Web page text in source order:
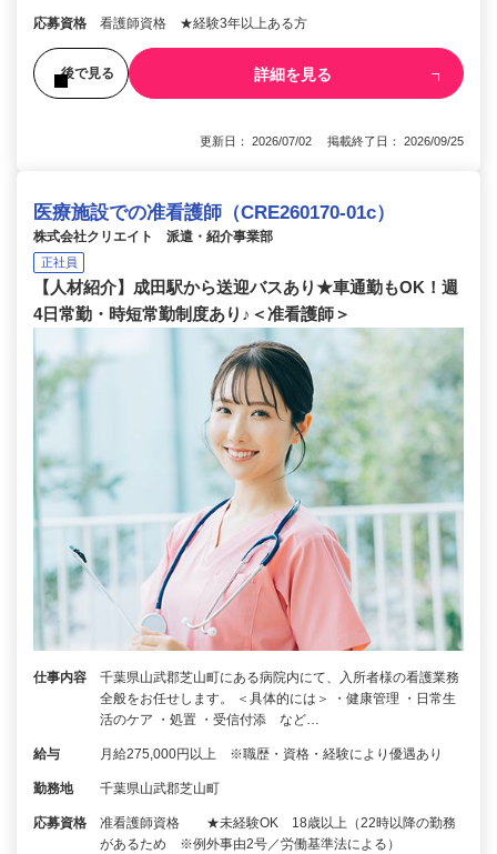
応募資格 看護師資格 ★経験3年以上ある方
後で見る 詳細を見る
更新日： 2026/07/02 掲載終了日： 2026/09/25
医療施設での准看護師（CRE260170-01c）
株式会社クリエイト 派遣・紹介事業部
正社員
【人材紹介】成田駅から送迎バスあり★車通勤もOK！週
4日常勤・時短常勤制度あり♪＜准看護師＞
仕事内容
千葉県山武郡芝山町にある病院内にて、入所者様の看護業務
全般をお任せします。 ＜具体的には＞ ・健康管理 ・日常生
活のケア ・処置 ・受信付添 など…
給与 月給275,000円以上 ※職歴・資格・経験により優遇あり
勤務地 千葉県山武郡芝山町
応募資格
准看護師資格 ★未経験OK 18歳以上（22時以降の勤務
があるため ※例外事由2号／労働基準法による）